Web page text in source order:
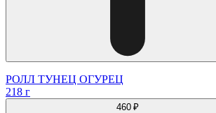
РОЛЛ ТУНЕЦ ОГУРЕЦ
218 г
460 ₽